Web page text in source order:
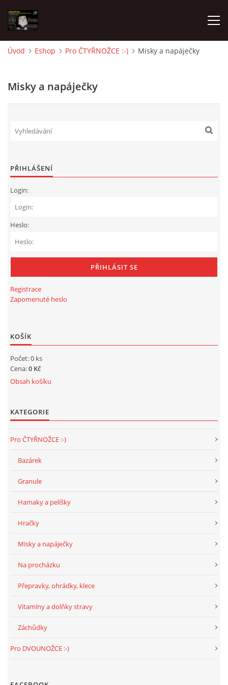
FRETKY V ÚTULKU
K ADOPCI
VIRTUÁLNÍ ADOPCE
V NOVÝCH DOMOVECH
DFD - DOMOV FRETČÍCH DŮCHODCŮ
PODMÍNKY PŘEVZETÍ FRETKY.
O FRETCE
VÝCHOVA FRETKY
JAK FRETKA BYDLÍ
CESTOVÁNÍ S FRETKOU
JEDNA ČÍ VÍCE FRETEK?
KASTRACE
STRAVA
PODPORA
Úvod Eshop Pro ČTYŘNOŽCE :-) Misky a napáječky
Misky a napáječky
PŘIHLÁŠENÍ
Login:
Heslo:
Registrace
Zapomenuté heslo
KOŠÍK
Počet: 0 ks
Cena:0 Kč
Obsah košíku
KATEGORIE
Pro ČTYŘNOŽCE :-)
Bazárek
Granule
Hamaky a pelíšky
Hračky
Misky a napáječky
Na procházku
Přepravky, ohrádky, klece
Vitamíny a dolňky stravy
Záchůdky
Pro DVOUNOŽCE :-)